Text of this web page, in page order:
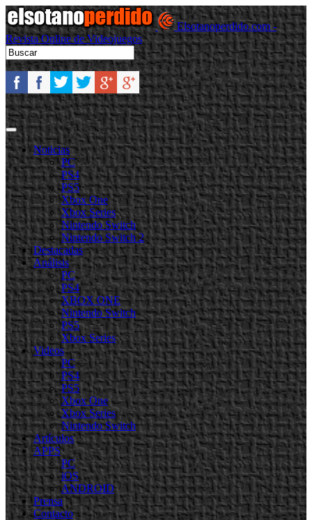
Elsotanoperdido.com -
Revista Online de Videojuegos
Noticias
PC
PS4
PS5
Xbox One
Xbox Series
Nintendo Switch
Nintendo Switch 2
Destacadas
Análisis
PC
PS4
XBOX ONE
Nintendo Switch
PS5
Xbox Series
Videos
PC
PS4
PS5
Xbox One
Xbox Series
Nintendo Switch
Artículos
APPS
PC
iOS
ANDROID
Prensa
Contacto